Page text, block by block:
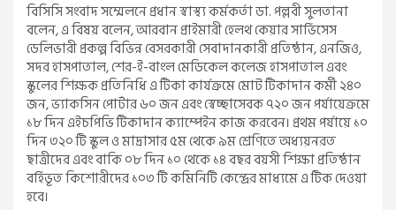
বিসিসি সংবাদ সম্মেলনে প্রধান স্বাস্থ্য কর্মকর্তা ডা. পল্লবী সুলতানা
বলেন, এ বিষয় বলেন, আরবান প্রাইমারী হেলথ কেয়ার সার্ভিসেস
ডেলিভারী প্রকল্প বিভিন্ন বেসরকারী সেবাদানকারী প্রতিষ্ঠান, এনজিও,
সদর হাসপাতাল, শের-ই-বাংল মেডিকেল কলেজ হাসপাতাল এবং
স্কুলের শিক্ষক প্রতিনিধি এ টিকা কার্যক্রমে মোট টিকাদান কর্মী ২৪০
জন, ভ্যাকসিন পোর্টার ৬০ জন এবং স্বেচ্ছাসেবক ৭২০ জন পর্যায়েক্রমে
১৮ দিন এইচপিভি টিকাদান ক্যাম্পেইন কাজ করবেন। প্রথম পর্যায়ে ১০
দিন ৩২০ টি স্কুল ও মাদ্রাসার ৫ম থেকে ৯ম শ্রেণিতে অধ্যয়নরত
ছাত্রীদের এবং বাকি ০৮ দিন ১০ থেকে ১৪ বছর বয়সী শিক্ষা প্রতিষ্ঠান
বর্হিভূত কিশোরীদের ১০৩ টি কমিনিটি কেন্দ্রের মাধ্যমে এ টিক দেওয়া
হবে।